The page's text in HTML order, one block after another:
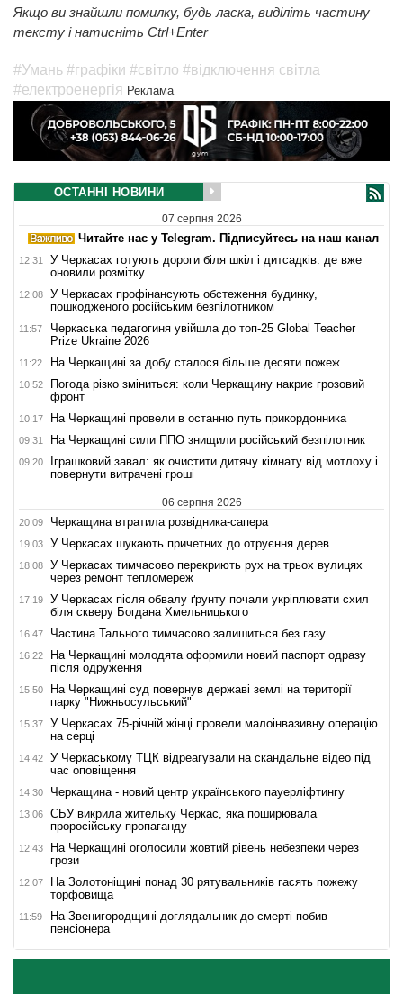
Якщо ви знайшли помилку, будь ласка, виділіть частину
тексту і натисніть Ctrl+Enter
#Умань #графіки #світло #відключення світла
#електроенергія Реклама
ОСТАННІ НОВИНИ
07 серпня 2026
Читайте нас у Telegram. Підписуйтесь на наш канал
12:31
У Черкасах готують дороги біля шкіл і дитсадків: де вже
оновили розмітку
12:08
У Черкасах профінансують обстеження будинку,
пошкодженого російським безпілотником
11:57
Черкаська педагогиня увійшла до топ-25 Global Teacher
Prize Ukraine 2026
11:22 На Черкащині за добу сталося більше десяти пожеж
10:52
Погода різко зміниться: коли Черкащину накриє грозовий
фронт
10:17 На Черкащині провели в останню путь прикордонника
09:31 На Черкащині сили ППО знищили російський безпілотник
09:20
Іграшковий завал: як очистити дитячу кімнату від мотлоху і
повернути витрачені гроші
06 серпня 2026
20:09 Черкащина втратила розвідника-сапера
19:03 У Черкасах шукають причетних до отруєння дерев
18:08
У Черкасах тимчасово перекриють рух на трьох вулицях
через ремонт тепломереж
17:19
У Черкасах після обвалу ґрунту почали укріплювати схил
біля скверу Богдана Хмельницького
16:47 Частина Тального тимчасово залишиться без газу
16:22
На Черкащині молодята оформили новий паспорт одразу
після одруження
15:50
На Черкащині суд повернув державі землі на території
парку "Нижньосульський"
15:37
У Черкасах 75-річній жінці провели малоінвазивну операцію
на серці
14:42
У Черкаському ТЦК відреагували на скандальне відео під
час оповіщення
14:30 Черкащина - новий центр українського пауерліфтингу
13:06
СБУ викрила жительку Черкас, яка поширювала
проросійську пропаганду
12:43
На Черкащині оголосили жовтий рівень небезпеки через
грози
12:07
На Золотоніщині понад 30 рятувальників гасять пожежу
торфовища
11:59
На Звенигородщині доглядальник до смерті побив
пенсіонера